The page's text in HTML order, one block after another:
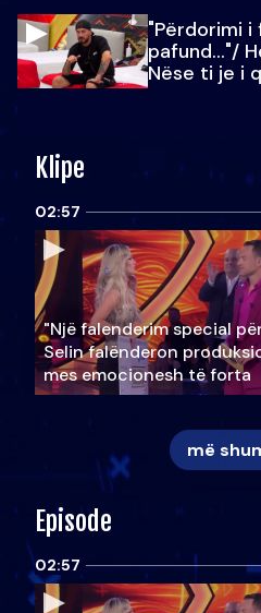
"Përdorimi
pafund…"/
Nëse ti je i
Klipe
02:57
"Një falenderim special
Selin falënderon
mes emocionesh të forta
më
Episode
02:57